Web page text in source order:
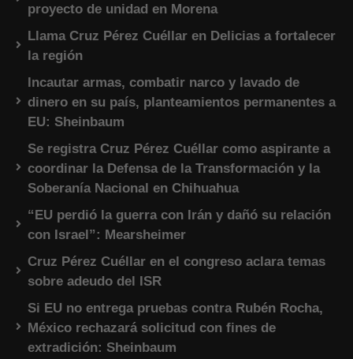
proyecto de unidad en Morena
Llama Cruz Pérez Cuéllar en Delicias a fortalecer
la región
Incautar armas, combatir narco y lavado de
dinero en su país, planteamientos permanentes a
EU: Sheinbaum
Se registra Cruz Pérez Cuéllar como aspirante a
coordinar la Defensa de la Transformación y la
Soberanía Nacional en Chihuahua
“EU perdió la guerra con Irán y dañó su relación
con Israel”: Mearsheimer
Cruz Pérez Cuéllar en el congreso aclara temas
sobre adeudo del ISR
Si EU no entrega pruebas contra Rubén Rocha,
México rechazará solicitud con fines de
extradición: Sheinbaum